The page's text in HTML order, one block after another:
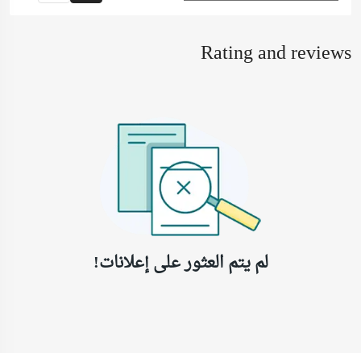
Rating and reviews
لم يتم العثور على إعلانات!